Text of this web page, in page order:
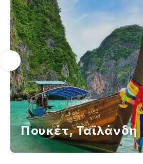
Πουκέτ, Ταϊλάνδη